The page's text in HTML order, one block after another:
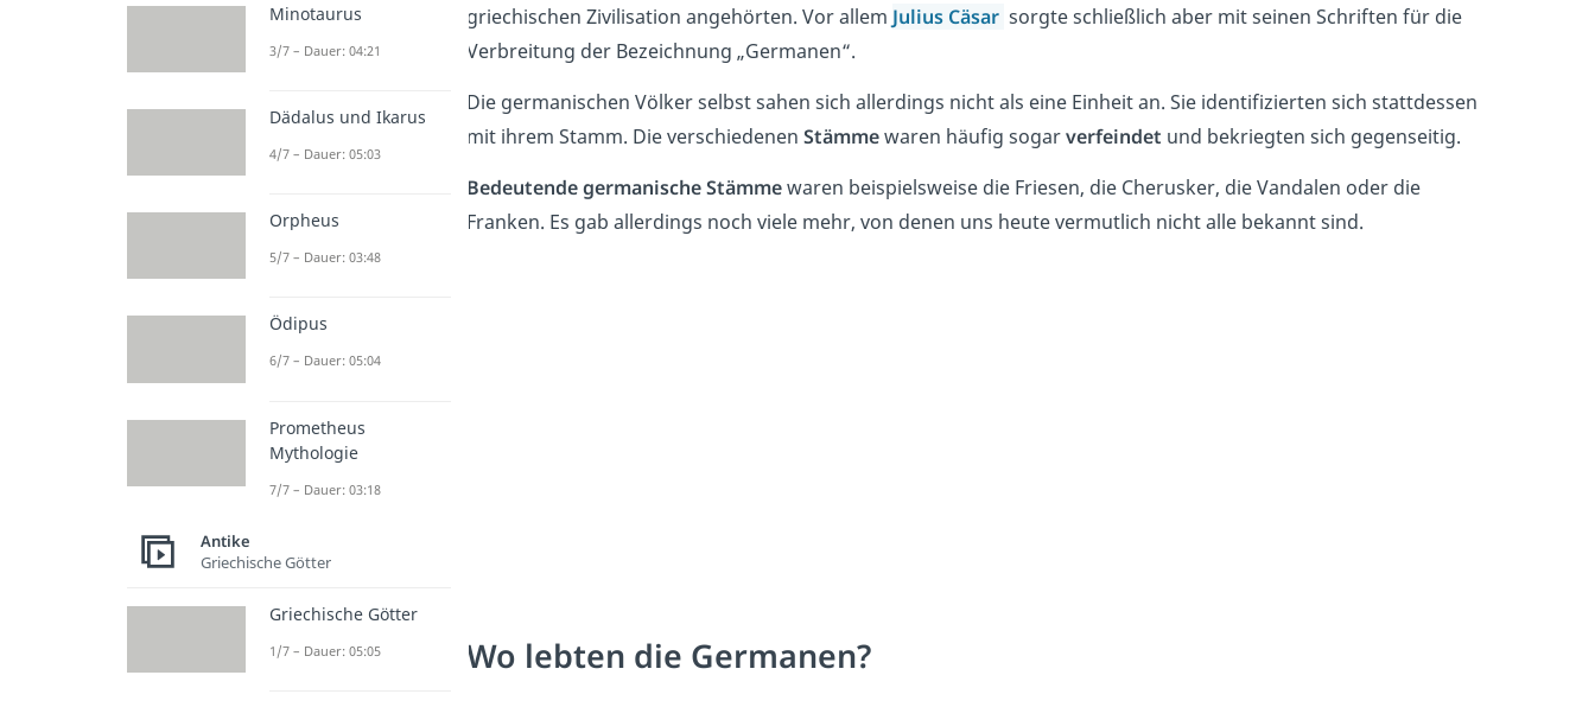
griechischen Zivilisation angehörten. Vor allem Julius Cäsar sorgte schließlich aber mit seinen Schriften für die
Verbreitung der Bezeichnung „Germanen“.
Die germanischen Völker selbst sahen sich allerdings nicht als eine Einheit an. Sie identifizierten sich stattdessen
mit ihrem Stamm. Die verschiedenen Stämmewaren häufig sogarverfeindet und bekriegten sich gegenseitig.
Bedeutende germanische Stämmewaren beispielsweise die Friesen, die Cherusker, die Vandalen oder die
Franken. Es gab allerdings noch viele mehr, von denen uns heute vermutlich nicht alle bekannt sind.
Wo lebten die Germanen?
Minotaurus
3/7 – Dauer: 04:21
Dädalus und Ikarus
4/7 – Dauer: 05:03
Orpheus
5/7 – Dauer: 03:48
Ödipus
6/7 – Dauer: 05:04
Prometheus
Mythologie
7/7 – Dauer: 03:18
Antike
Griechische Götter
Griechische Götter
1/7 – Dauer: 05:05